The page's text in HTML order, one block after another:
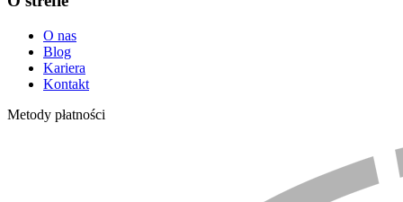
O nas
Blog
Kariera
Kontakt
Metody płatności